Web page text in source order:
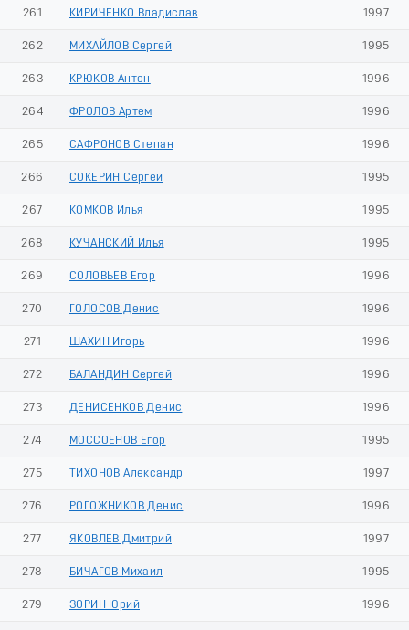
261 КИРИЧЕНКО Владислав 1997
262 МИХАЙЛОВ Сергей 1995
263 КРЮКОВ Антон 1996
264 ФРОЛОВ Артем 1996
265 САФРОНОВ Степан 1996
266 СОКЕРИН Сергей 1995
267 КОМКОВ Илья 1995
268 КУЧАНСКИЙ Илья 1995
269 СОЛОВЬЕВ Егор 1996
270 ГОЛОСОВ Денис 1996
271 ШАХИН Игорь 1996
272 БАЛАНДИН Сергей 1996
273 ДЕНИСЕНКОВ Денис 1996
274 МОССОЕНОВ Егор 1995
275 ТИХОНОВ Александр 1997
276 РОГОЖНИКОВ Денис 1996
277 ЯКОВЛЕВ Дмитрий 1997
278 БИЧАГОВ Михаил 1995
279 ЗОРИН Юрий 1996